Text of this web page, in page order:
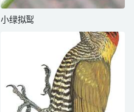
小绿拟䴕